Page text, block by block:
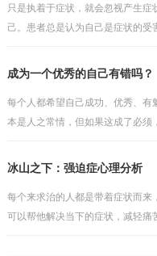
只是执着于症状，就会忽视产生
己。患者总是认为自己是症状的受
会如此轻易地被打破。他往往会埋
成为一个优秀的自己有错吗？
每个人都希望自己成功、优秀、有
本是人之常情，但如果这成了必须
过陷入其中的人依然会把执念当成
冰山之下：强迫症心理分析
每个来求治的人都是带着症状而来
可以帮他解决当下的症状，减轻痛